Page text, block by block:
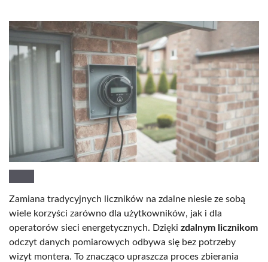
Zamiana tradycyjnych liczników na zdalne niesie ze sobą
wiele korzyści zarówno dla użytkowników, jak i dla
operatorów sieci energetycznych. Dzięki zdalnym licznikom
odczyt danych pomiarowych odbywa się bez potrzeby
wizyt montera. To znacząco upraszcza proces zbierania